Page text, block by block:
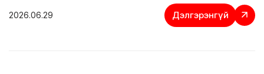
2026.06.29 Дэлгэрэнгүй